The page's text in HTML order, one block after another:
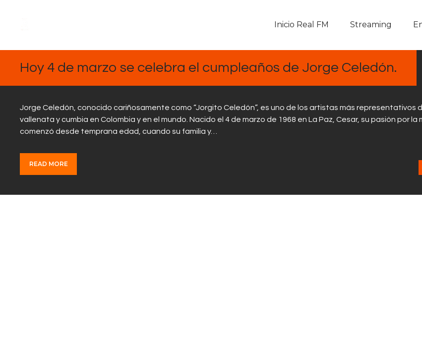
Inicio Real FM Streaming
En Vivo
Programas
Sobre Nosotros
Hoy 4 de marzo se celebra el cumpleaños de Jorge Celedón.
Jorge Celedón, conocido cariñosamente como “Jorgito Celedón”, es uno de los artistas más representativos
vallenata y cumbia en Colombia y en el mundo. Nacido el 4 de marzo de 1968 en La Paz, Cesar, su pasión por la
comenzó desde temprana edad, cuando su familia y…
READ MORE